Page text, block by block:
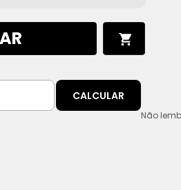
CALCULAR
Não